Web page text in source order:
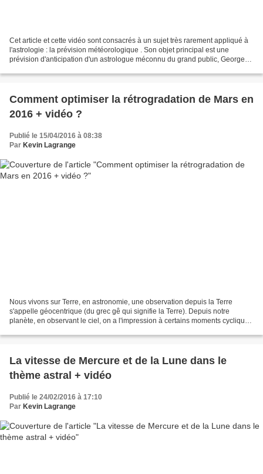
Cet article et cette vidéo sont consacrés à un sujet très rarement appliqué à
l'astrologie : la prévision météorologique . Son objet principal est une
prévision d'anticipation d'un astrologue méconnu du grand public, Georges
Comment optimiser la rétrogradation de Mars en
2016 + vidéo ?
Publié le 15/04/2016 à 08:38
Par Kevin Lagrange
Nous vivons sur Terre, en astronomie, une observation depuis la Terre
s'appelle géocentrique (du grec gê qui signifie la Terre). Depuis notre
planète, en observant le ciel, on a l'impression à certains moments cycliques
La vitesse de Mercure et de la Lune dans le
thème astral + vidéo
Publié le 24/02/2016 à 17:10
Par Kevin Lagrange